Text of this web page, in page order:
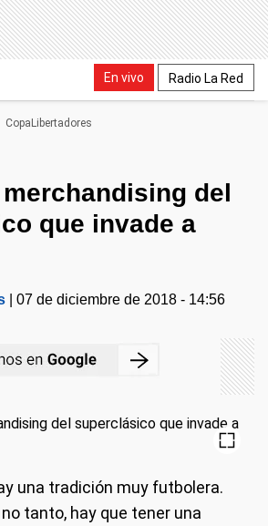
En vivo Radio La Red
CopaLibertadores
del
que invade a
07 de diciembre de 2018 - 14:56
una tradición muy futbolera.
tanto, hay que tener una